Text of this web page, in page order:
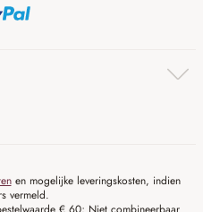
en mogelijke leveringskosten, indien
vermeld.